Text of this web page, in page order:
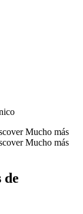
Mucho más
Mucho más
de